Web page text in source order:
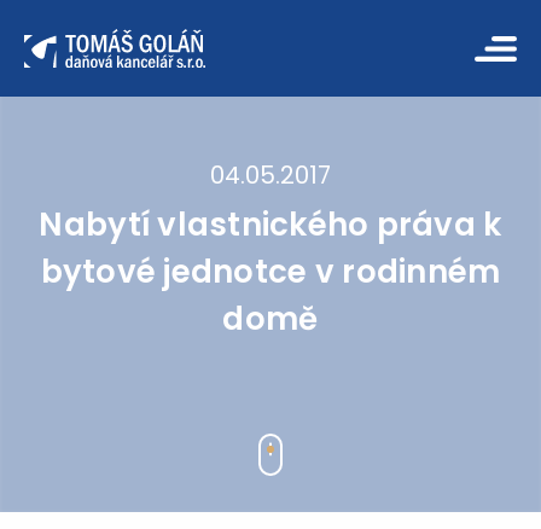
04.05.2017
Nabytí vlastnického práva k
bytové jednotce v rodinném
domě